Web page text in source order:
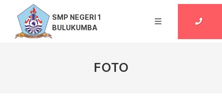
SMP NEGERI 1
BULUKUMBA
FOTO